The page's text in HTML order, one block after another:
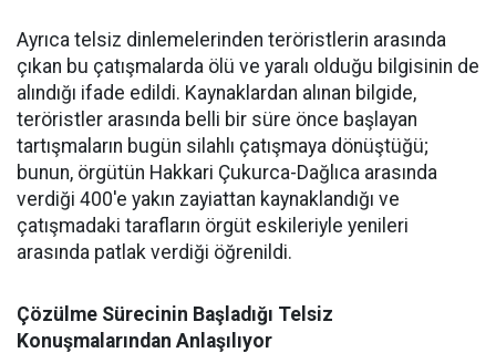
Ayrıca telsiz dinlemelerinden teröristlerin arasında
çıkan bu çatışmalarda ölü ve yaralı olduğu bilgisinin de
alındığı ifade edildi. Kaynaklardan alınan bilgide,
teröristler arasında belli bir süre önce başlayan
tartışmaların bugün silahlı çatışmaya dönüştüğü;
bunun, örgütün Hakkari Çukurca-Dağlıca arasında
verdiği 400'e yakın zayiattan kaynaklandığı ve
çatışmadaki tarafların örgüt eskileriyle yenileri
arasında patlak verdiği öğrenildi.
Çözülme Sürecinin Başladığı Telsiz
Konuşmalarından Anlaşılıyor